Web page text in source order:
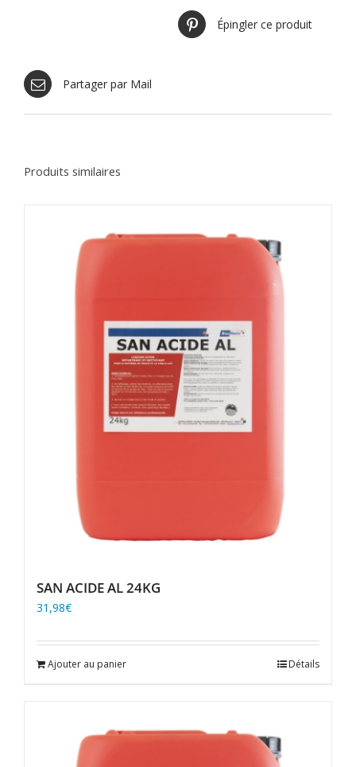
Épingler ce produit
Partager par Mail
Produits similaires
SAN ACIDE AL 24KG
31,98€
Ajouter au panier Détails